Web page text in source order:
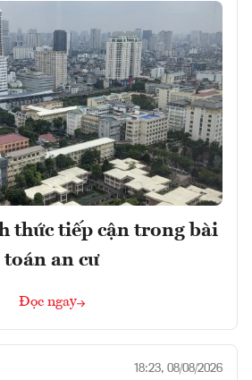
thức tiếp cận trong bài
toán an cư
Đọc ngay
18:23, 08/08/2026